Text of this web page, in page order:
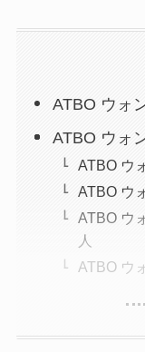
ATBO ウォ
ATBO ウォ
ATBO ウ
ATBO ウ
ATBO ウ
人
ATBO ウ